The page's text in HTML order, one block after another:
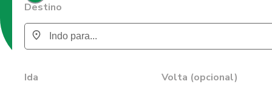
Destino
Ida Volta (opcional)